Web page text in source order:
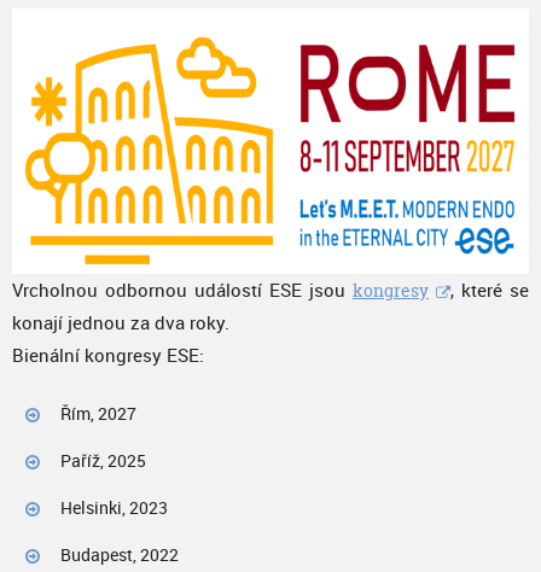
Vrcholnou odbornou událostí ESE jsou kongresy
, které se
konají jednou za dva roky.
Bienální kongresy ESE:
Řím, 2027
Paříž, 2025
Helsinki, 2023
Budapest, 2022